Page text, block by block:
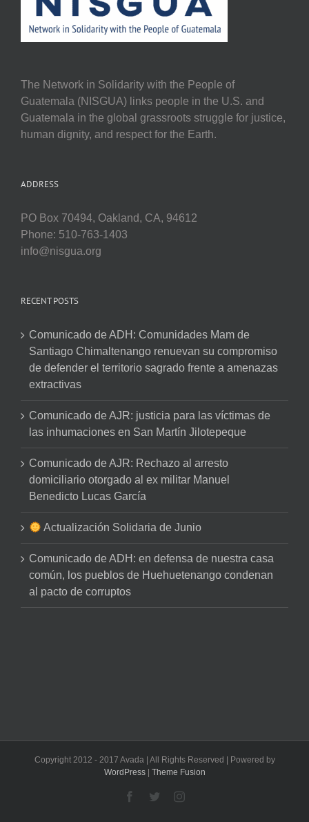
The Network in Solidarity with the People of
Guatemala (NISGUA) links people in the U.S. and
Guatemala in the global grassroots struggle for justice,
human dignity, and respect for the Earth.
ADDRESS
PO Box 70494, Oakland, CA, 94612
Phone: 510-763-1403
info@nisgua.org
RECENT POSTS
Comunicado de ADH: Comunidades Mam de
Santiago Chimaltenango renuevan su compromiso
de defender el territorio sagrado frente a amenazas
extractivas
Comunicado de AJR: justicia para las víctimas de
las inhumaciones en San Martín Jilotepeque
Comunicado de AJR: Rechazo al arresto
domiciliario otorgado al ex militar Manuel
Benedicto Lucas García
Actualización Solidaria de Junio
Comunicado de ADH: en defensa de nuestra casa
común, los pueblos de Huehuetenango condenan
al pacto de corruptos
Copyright 2012 - 2017 Avada | All Rights Reserved | Powered by
WordPress| Theme Fusion
Facebook
TwitterInstagram